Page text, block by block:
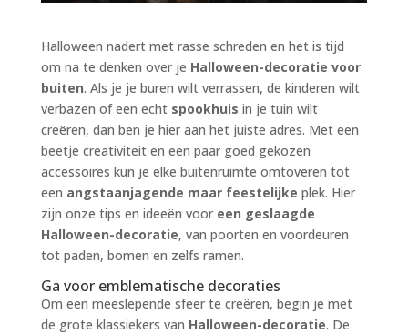
Halloween nadert met rasse schreden en het is tijd
om na te denken over je Halloween-decoratie voor
buiten. Als je je buren wilt verrassen, de kinderen wilt
verbazen of een echt spookhuis in je tuin wilt
creëren, dan ben je hier aan het juiste adres. Met een
beetje creativiteit en een paar goed gekozen
accessoires kun je elke buitenruimte omtoveren tot
een angstaanjagende maar feestelijke plek. Hier
zijn onze tips en ideeën voor een geslaagde
Halloween-decoratie, van poorten en voordeuren
tot paden, bomen en zelfs ramen.
Ga voor emblematische decoraties
Om een meeslepende sfeer te creëren, begin je met
de grote klassiekers van Halloween-decoratie. De